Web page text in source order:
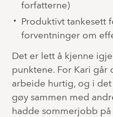
forfatterne)
Produktivt tankesett
forventninger om
Det er lett å kjenne
punktene. For Kari går
arbeide hurtig, og i
gøy sammen med
hadde sommerjobb